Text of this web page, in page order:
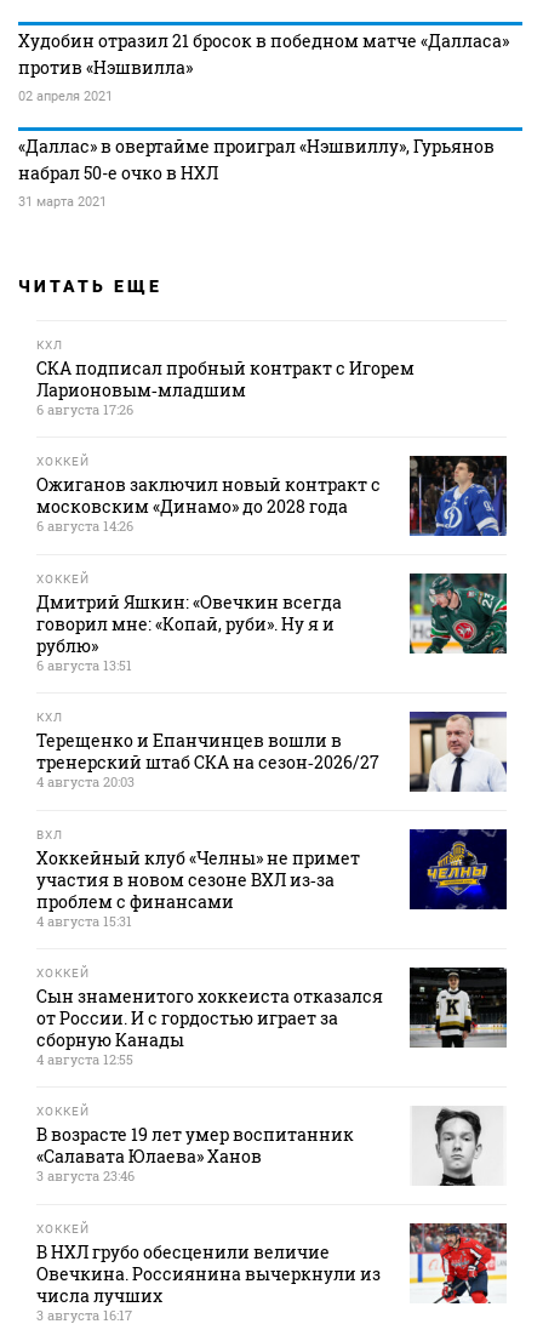
Худобин отразил 21 бросок в победном матче «Далласа»
против «Нэшвилла»
02 апреля 2021
«Даллас» в овертайме проиграл «Нэшвиллу», Гурьянов
набрал 50-е очко в НХЛ
31 марта 2021
ЧИТАТЬ ЕЩЕ
КХЛ
СКА подписал пробный контракт с Игорем
Ларионовым‑младшим
6 августа 17:26
ХОККЕЙ
Ожиганов заключил новый контракт с
московским «Динамо» до 2028 года
6 августа 14:26
ХОККЕЙ
Дмитрий Яшкин: «Овечкин всегда
говорил мне: «Копай, руби». Ну я и
рублю»
6 августа 13:51
КХЛ
Терещенко и Епанчинцев вошли в
тренерский штаб СКА на сезон‑2026/27
4 августа 20:03
ВХЛ
Хоккейный клуб «Челны» не примет
участия в новом сезоне ВХЛ из‑за
проблем с финансами
4 августа 15:31
ХОККЕЙ
Сын знаменитого хоккеиста отказался
от России. И с гордостью играет за
сборную Канады
4 августа 12:55
ХОККЕЙ
В возрасте 19 лет умер воспитанник
«Салавата Юлаева» Ханов
3 августа 23:46
ХОККЕЙ
В НХЛ грубо обесценили величие
Овечкина. Россиянина вычеркнули из
числа лучших
3 августа 16:17